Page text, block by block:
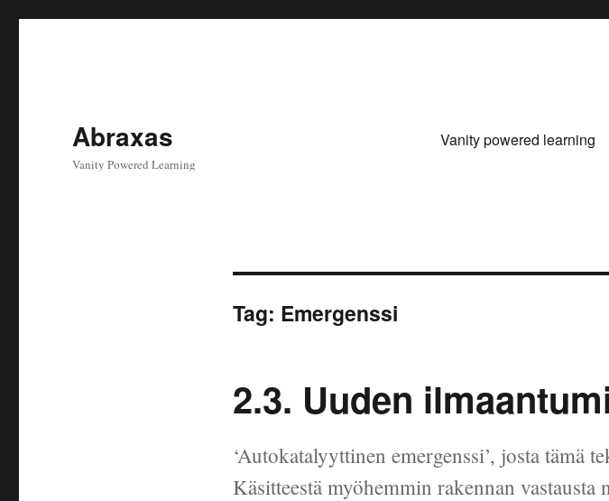
Abraxas
Vanity Powered Learning
Vanity powered learning
Tag: Emergenssi
2.3. Uuden
‘Autokatalyyttinen emergenssi’, josta tämä
Käsitteestä myöhemmin rakennan